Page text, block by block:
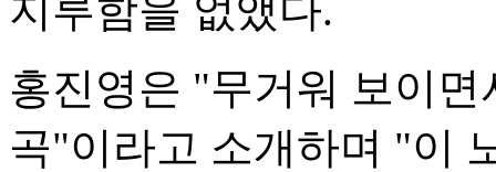
지루함을 없앴다.
홍진영은 "무거워 보이
곡"이라고 소개하며 "이